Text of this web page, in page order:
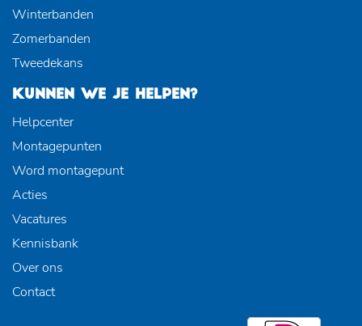
Winterbanden
Zomerbanden
Tweedekans
KUNNEN WE JE HELPEN?
Helpcenter
Montagepunten
Word montagepunt
Acties
Vacatures
Kennisbank
Over ons
Contact